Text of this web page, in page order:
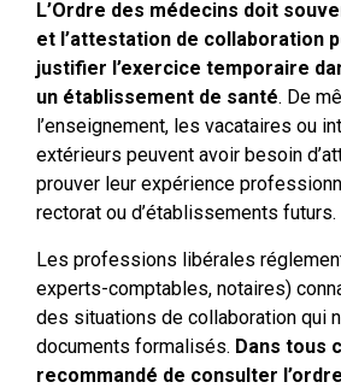
L’Ordre des médecins doit
et l’attestation de collaboration
justifier l’exercice temporaire
un établissement de santé. De
l’enseignement, les vacataires ou
extérieurs peuvent avoir besoin
prouver leur expérience
rectorat ou d’établissements futurs.
Les professions libérales
experts-comptables, notaires)
des situations de collaboration qui
documents formalisés. Dans tous
recommandé de consulter